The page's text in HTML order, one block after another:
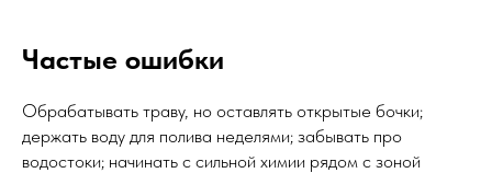
Частые ошибки
Обрабатывать траву, но оставлять открытые бочки;
держать воду для полива неделями; забывать про
водостоки; начинать с сильной химии рядом с зоной